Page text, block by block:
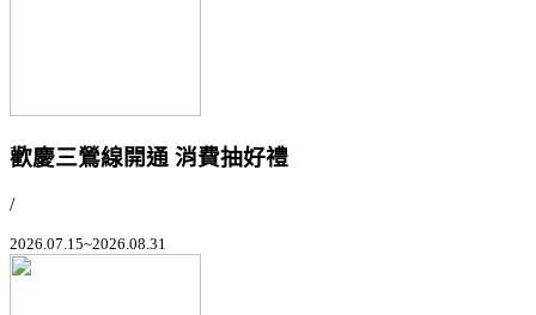
歡慶三鶯線開通 消費抽好禮
/
2026.07.15~2026.08.31